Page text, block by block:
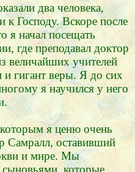
два человека,
к Господу. Вскоре после
я начал посещать
где преподавал доктор
величайших учителей
гигант веры. Я до сих
я научился у него
я ценю очень
Самралл, оставивший
и мире. Мы
сыновьями, которые